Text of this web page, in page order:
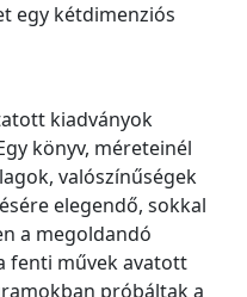
egy kétdimenziós
kiadványok
könyv, méreteinél
valószínűségek
elegendő, sokkal
a megoldandó
fenti művek avatott
próbáltak a